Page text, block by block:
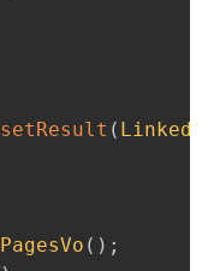
setResult (
PagesVo ( ) ;